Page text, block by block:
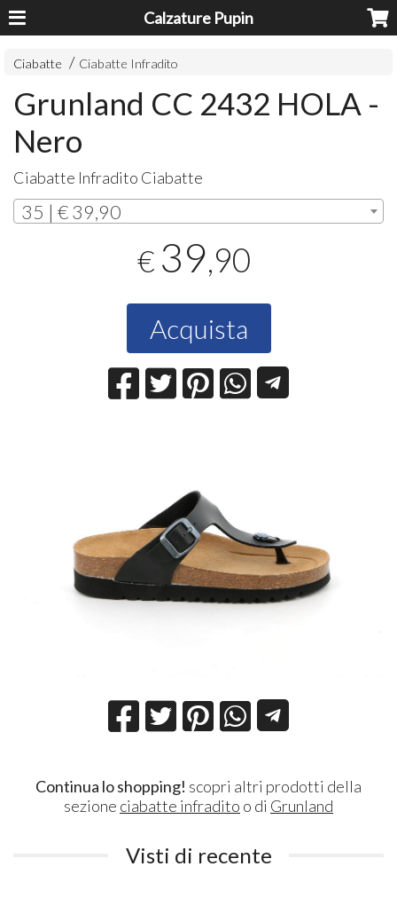
Calzature Pupin
Ciabatte Ciabatte Infradito
Grunland CC 2432 HOLA -
Nero
Ciabatte Infradito Ciabatte
35 | € 39,90
€ 39,90
Acquista
Continua lo shopping! scopri altri prodotti della
sezione ciabatte infradito o di Grunland
Visti di recente